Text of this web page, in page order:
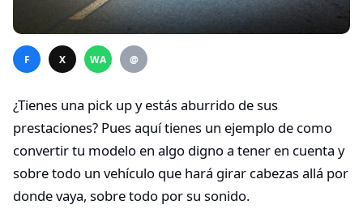
F X WA @
¿Tienes una pick up y estás aburrido de sus
prestaciones? Pues aquí tienes un ejemplo de como
convertir tu modelo en algo digno a tener en cuenta y
sobre todo un vehículo que hará girar cabezas allá por
donde vaya, sobre todo por su sonido.